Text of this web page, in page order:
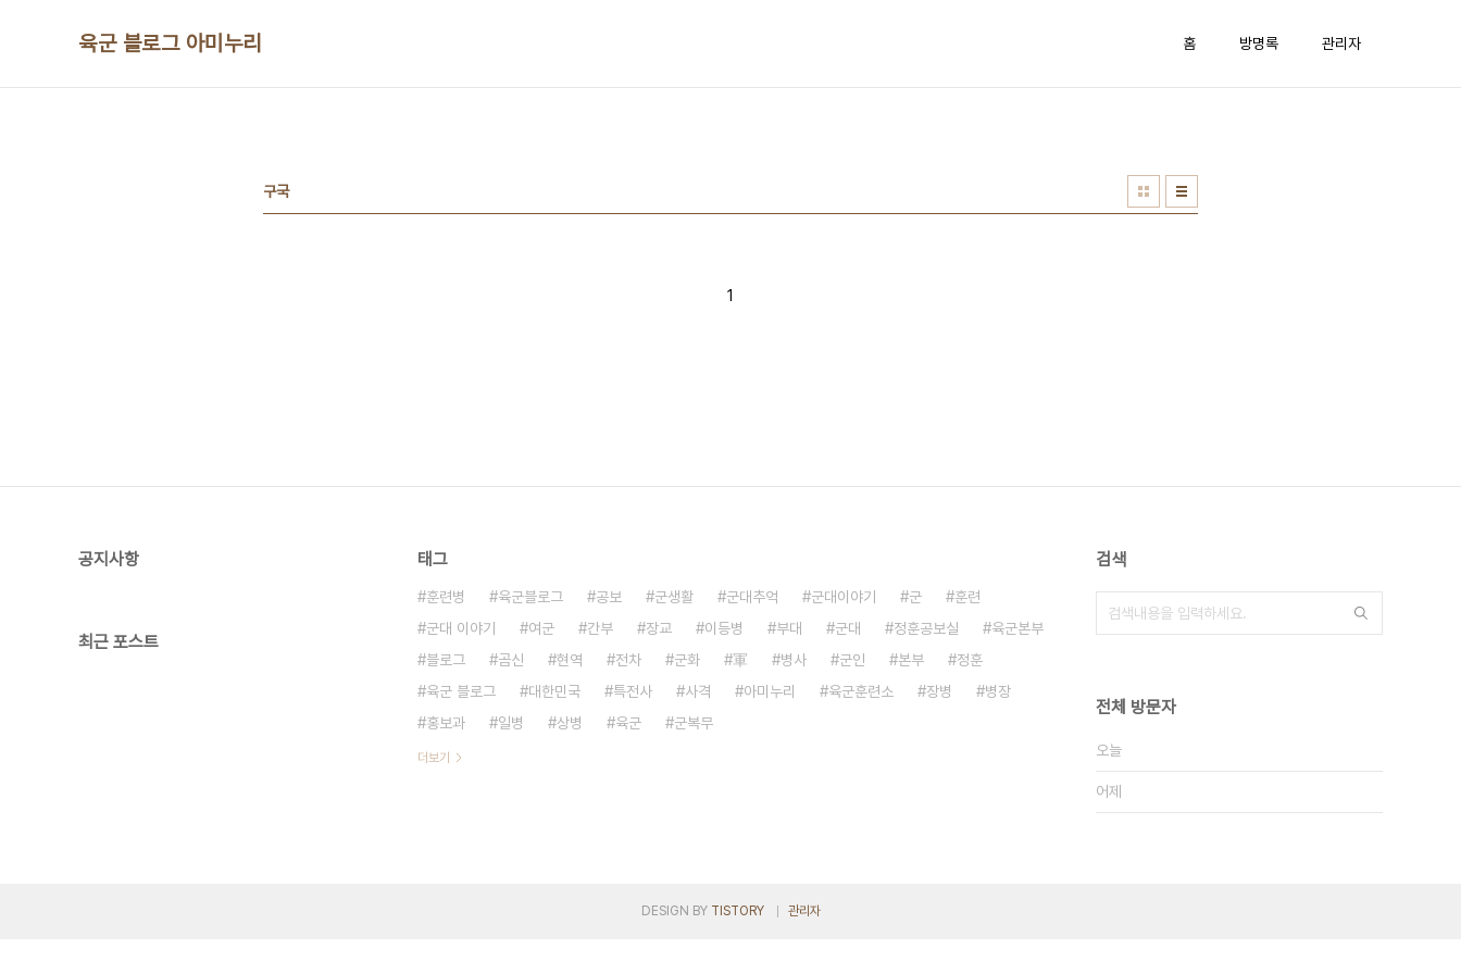
육군 블로그 아미누리 홈 방명록 관리자
구국
1
공지사항
최근 포스트
태그
훈련병 육군블로그 공보 군생활 군대추억 군대이야기 군
훈련
군대 이야기
여군 간부 장교 이등병 부대 군대 정훈공보실
육군본부
블로그
곰신 현역 전차 군화 軍 병사 군인 본부
정훈
육군 블로그
대한민국 특전사 사격 아미누리 육군훈련소 장병
병장
홍보과
일병 상병 육군 군복무
더보기
검색
전체 방문자
오늘
어제
DESIGN BY TISTORY 관리자